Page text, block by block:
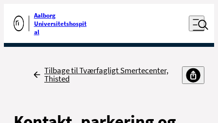
Gå til forsiden
Aalborg
Universitetshospit
al
Åben
Udfør søgning
Tilbage
Tilbage til Tværfagligt Smertecenter,
Thisted